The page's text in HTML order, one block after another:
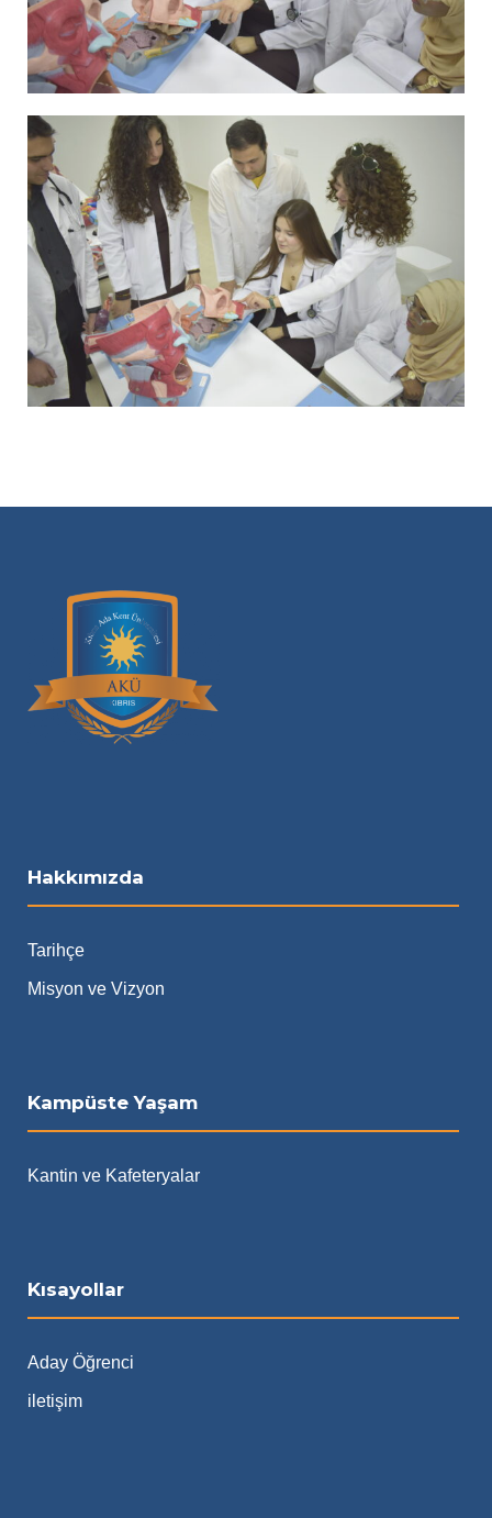
Hakkımızda
Tarihçe
Misyon ve Vizyon
Kampüste Yaşam
Kantin ve Kafeteryalar
Kısayollar
Aday Öğrenci
iletişim